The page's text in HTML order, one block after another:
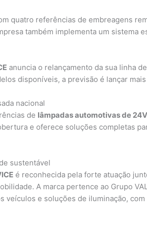
quatro referências de embreagens
também implementa um sistema
anuncia o relançamento da sua linha
disponíveis, a previsão é lançar
nacional
de lâmpadas automotivas de 24V
e oferece soluções completas
sustentável
é reconhecida pela forte atuação
A marca pertence ao Grupo
veículos e soluções de iluminação,